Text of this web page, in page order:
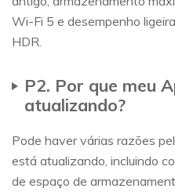
Wi-Fi 5 e desempenho
HDR.
P2. Por que meu
atualizando?
Pode haver várias razões
está atualizando, incluindo
de espaço de